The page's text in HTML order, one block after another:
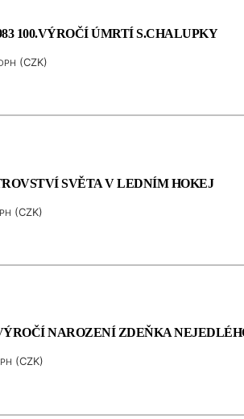
100.VÝROČÍ ÚMRTÍ S.CHALUPKY
(CZK)
SVĚTA V LEDNÍM HOKEJ
(CZK)
NAROZENÍ ZDEŇKA
(CZK)